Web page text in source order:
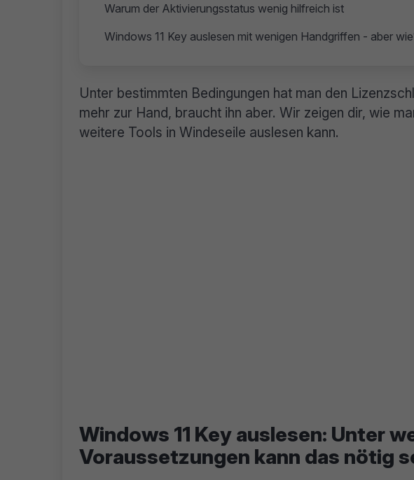
Warum der Aktivierungsstatus wenig hilfreich ist
Windows 11 Key auslesen mit wenigen Handgriffen - aber
Unter bestimmten Bedingungen hat man den
mehr zur Hand, braucht ihn aber. Wir zeigen dir, wie
weitere Tools in Windeseile auslesen kann.
Windows 11 Key auslesen: Unter
Voraussetzungen kann das nötig